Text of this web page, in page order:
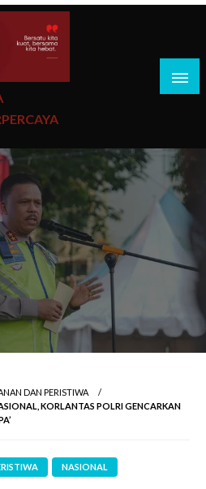
DAN PERISTIWA
KORLANTAS POLRI GENCARKAN
NASIONAL